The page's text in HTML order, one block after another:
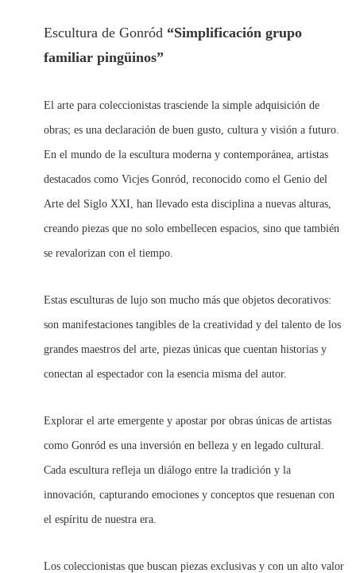
Escultura de Gonród “Simplificación grupo
familiar pingüinos”
El arte para coleccionistas trasciende la simple adquisición de
obras; es una declaración de buen gusto, cultura y visión a futuro.
En el mundo de la escultura moderna y contemporánea, artistas
destacados como Vicjes Gonród, reconocido como el Genio del
Arte del Siglo XXI, han llevado esta disciplina a nuevas alturas,
creando piezas que no solo embellecen espacios, sino que también
se revalorizan con el tiempo.
Estas esculturas de lujo son mucho más que objetos decorativos:
son manifestaciones tangibles de la creatividad y del talento de los
grandes maestros del arte, piezas únicas que cuentan historias y
conectan al espectador con la esencia misma del autor.
Explorar el arte emergente y apostar por obras únicas de artistas
como Gonród es una inversión en belleza y en legado cultural.
Cada escultura refleja un diálogo entre la tradición y la
innovación, capturando emociones y conceptos que resuenan con
el espíritu de nuestra era.
Los coleccionistas que buscan piezas exclusivas y con un alto valor